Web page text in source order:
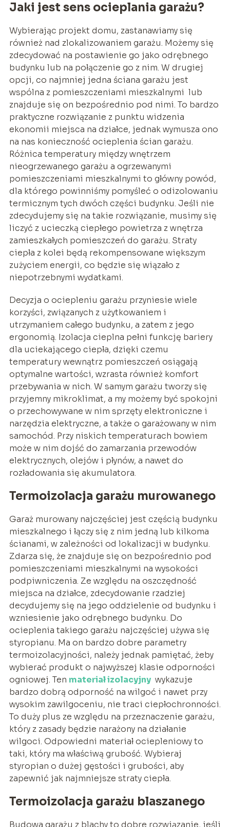
Jaki jest sens ocieplania garażu?
Wybierając projekt domu, zastanawiamy się
również nad zlokalizowaniem garażu. Możemy się
zdecydować na postawienie go jako odrębnego
budynku lub na połączenie go z nim. W drugiej
opcji, co najmniej jedna ściana garażu jest
wspólna z pomieszczeniami mieszkalnymi lub
znajduje się on bezpośrednio pod nimi. To bardzo
praktyczne rozwiązanie z punktu widzenia
ekonomii miejsca na działce, jednak wymusza ono
na nas konieczność ocieplenia ścian garażu.
Różnica temperatury między wnętrzem
nieogrzewanego garażu a ogrzewanymi
pomieszczeniami mieszkalnymi to główny powód,
dla którego powinniśmy pomyśleć o odizolowaniu
termicznym tych dwóch części budynku. Jeśli nie
zdecydujemy się na takie rozwiązanie, musimy się
liczyć z ucieczką ciepłego powietrza z wnętrza
zamieszkałych pomieszczeń do garażu. Straty
ciepła z kolei będą rekompensowane większym
zużyciem energii, co będzie się wiązało z
niepotrzebnymi wydatkami.
Decyzja o ociepleniu garażu przyniesie wiele
korzyści, związanych z użytkowaniem i
utrzymaniem całego budynku, a zatem z jego
ergonomią. Izolacja cieplna pełni funkcję bariery
dla uciekającego ciepła, dzięki czemu
temperatury wewnątrz pomieszczeń osiągają
optymalne wartości, wzrasta również komfort
przebywania w nich. W samym garażu tworzy się
przyjemny mikroklimat, a my możemy być spokojni
o przechowywane w nim sprzęty elektroniczne i
narzędzia elektryczne, a także o garażowany w nim
samochód. Przy niskich temperaturach bowiem
może w nim dojść do zamarzania przewodów
elektrycznych, olejów i płynów, a nawet do
rozładowania się akumulatora.
Termoizolacja garażu murowanego
Garaż murowany najczęściej jest częścią budynku
mieszkalnego i łączy się z nim jedną lub kilkoma
ścianami, w zależności od lokalizacji w budynku.
Zdarza się, że znajduje się on bezpośrednio pod
pomieszczeniami mieszkalnymi na wysokości
podpiwniczenia. Ze względu na oszczędność
miejsca na działce, zdecydowanie rzadziej
decydujemy się na jego oddzielenie od budynku i
wzniesienie jako odrębnego budynku. Do
ocieplenia takiego garażu najczęściej używa się
styropianu. Ma on bardzo dobre parametry
termoizolacyjności, należy jednak pamiętać, żeby
wybierać produkt o najwyższej klasie odporności
ogniowej. Ten materiał izolacyjnywykazuje
bardzo dobrą odporność na wilgoć i nawet przy
wysokim zawilgoceniu, nie traci ciepłochronności.
To duży plus ze względu na przeznaczenie garażu,
który z zasady będzie narażony na działanie
wilgoci. Odpowiedni materiał ociepleniowy to
taki, który ma właściwą grubość. Wybieraj
styropian o dużej gęstości i grubości, aby
zapewnić jak najmniejsze straty ciepła.
Termoizolacja garażu blaszanego
Budowa garażu z blachy to dobre rozwiązanie, jeśli